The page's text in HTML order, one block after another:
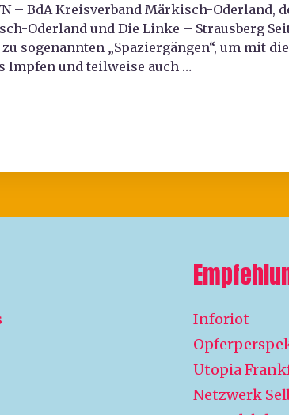
– BdA Kreisverband Märkisch-Oderland,
Oderland und Die Linke – Strausberg
sogenannten „Spaziergängen“, um mit
Impfen und teilweise auch …
Inforiot
Utopia
Netzwerk